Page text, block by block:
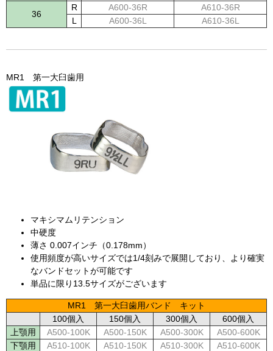
36
R A600-36R
A610-36R
L
A600-36L A610-36L
MR1 第一大臼歯用
マキシマムリテンション
中硬度
薄さ 0.007インチ（0.178mm）
使用頻度が高いサイズでは1/4刻みで展開しており、より確実
なバンドセットが可能です
単品に限り13.5サイズがございます
MR1 第一大臼歯用バンド キット
100個入
150個入 300個入
600個入
上顎用
A500-100K A500-150K A500-300K
A500-600K
下顎用
A510-100K A510-150K A510-300K A510-600K